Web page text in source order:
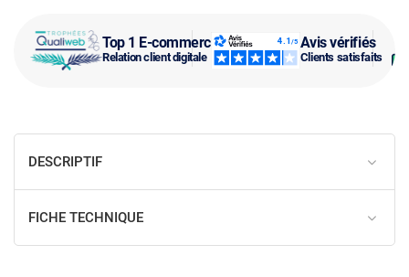
Top 1 E-commerce
Relation client digitale
Avis vérifiés
Clients satisfaits
DESCRIPTIF
FICHE TECHNIQUE